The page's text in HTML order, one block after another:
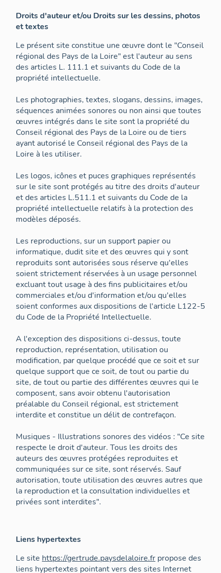
Droits d'auteur et/ou Droits sur les dessins, photos
et textes
Le présent site constitue une œuvre dont le "Conseil
régional des Pays de la Loire" est l'auteur au sens
des articles L. 111.1 et suivants du Code de la
propriété intellectuelle.
Les photographies, textes, slogans, dessins, images,
séquences animées sonores ou non ainsi que toutes
œuvres intégrés dans le site sont la propriété du
Conseil régional des Pays de la Loire ou de tiers
ayant autorisé le Conseil régional des Pays de la
Loire à les utiliser.
Les logos, icônes et puces graphiques représentés
sur le site sont protégés au titre des droits d'auteur
et des articles L.511.1 et suivants du Code de la
propriété intellectuelle relatifs à la protection des
modèles déposés.
Les reproductions, sur un support papier ou
informatique, dudit site et des œuvres qui y sont
reproduits sont autorisées sous réserve qu'elles
soient strictement réservées à un usage personnel
excluant tout usage à des fins publicitaires et/ou
commerciales et/ou d'information et/ou qu'elles
soient conformes aux dispositions de l'article L122-5
du Code de la Propriété Intellectuelle.
A l'exception des dispositions ci-dessus, toute
reproduction, représentation, utilisation ou
modification, par quelque procédé que ce soit et sur
quelque support que ce soit, de tout ou partie du
site, de tout ou partie des différentes œuvres qui le
composent, sans avoir obtenu l'autorisation
préalable du Conseil régional, est strictement
interdite et constitue un délit de contrefaçon.
Musiques - Illustrations sonores des vidéos : "Ce site
respecte le droit d'auteur. Tous les droits des
auteurs des œuvres protégées reproduites et
communiquées sur ce site, sont réservés. Sauf
autorisation, toute utilisation des œuvres autres que
la reproduction et la consultation individuelles et
privées sont interdites".
Liens hypertextes
Le site https://gertrude.paysdelaloire.fr propose des
liens hypertextes pointant vers des sites Internet